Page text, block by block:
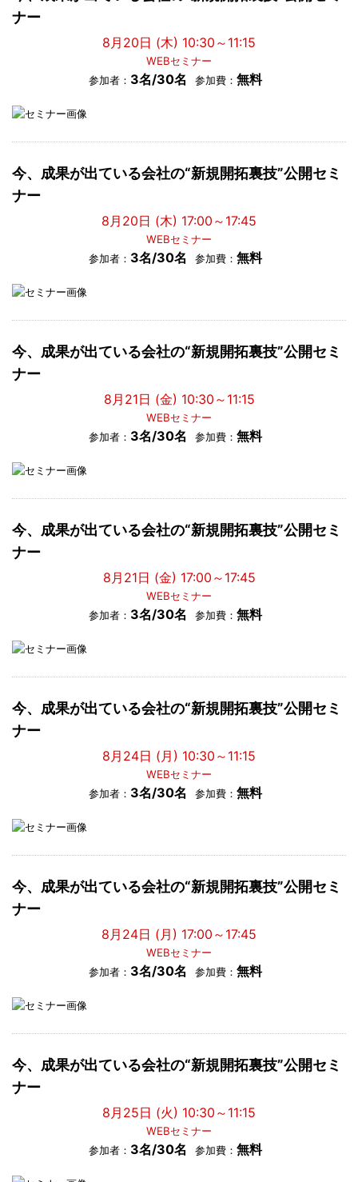
ナー
8月20日 (木) 10:30～11:15
WEBセミナー
参加者： 3名/30名 参加費： 無料
今、成果が出ている会社の“新規開拓裏技”公開セミ
ナー
8月20日 (木) 17:00～17:45
WEBセミナー
参加者： 3名/30名 参加費： 無料
今、成果が出ている会社の“新規開拓裏技”公開セミ
ナー
8月21日 (金) 10:30～11:15
WEBセミナー
参加者： 3名/30名 参加費： 無料
今、成果が出ている会社の“新規開拓裏技”公開セミ
ナー
8月21日 (金) 17:00～17:45
WEBセミナー
参加者： 3名/30名 参加費： 無料
今、成果が出ている会社の“新規開拓裏技”公開セミ
ナー
8月24日 (月) 10:30～11:15
WEBセミナー
参加者： 3名/30名 参加費： 無料
今、成果が出ている会社の“新規開拓裏技”公開セミ
ナー
8月24日 (月) 17:00～17:45
WEBセミナー
参加者： 3名/30名 参加費： 無料
今、成果が出ている会社の“新規開拓裏技”公開セミ
ナー
8月25日 (火) 10:30～11:15
WEBセミナー
参加者： 3名/30名 参加費： 無料